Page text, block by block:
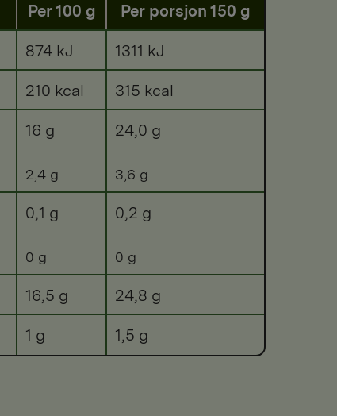
Per 100 g Per porsjon 150 g
874 kJ 1311 kJ
210 kcal 315 kcal
16 g
2,4 g
24,0 g
3,6 g
0,1 g
0 g
0,2 g
0 g
16,5 g 24,8 g
1 g 1,5 g